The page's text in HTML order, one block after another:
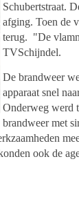
Schubertstraat.
afging. Toen de
terug. "De
TVSchijndel.
De brandweer
apparaat snel
Onderweg werd
brandweer met
ook de